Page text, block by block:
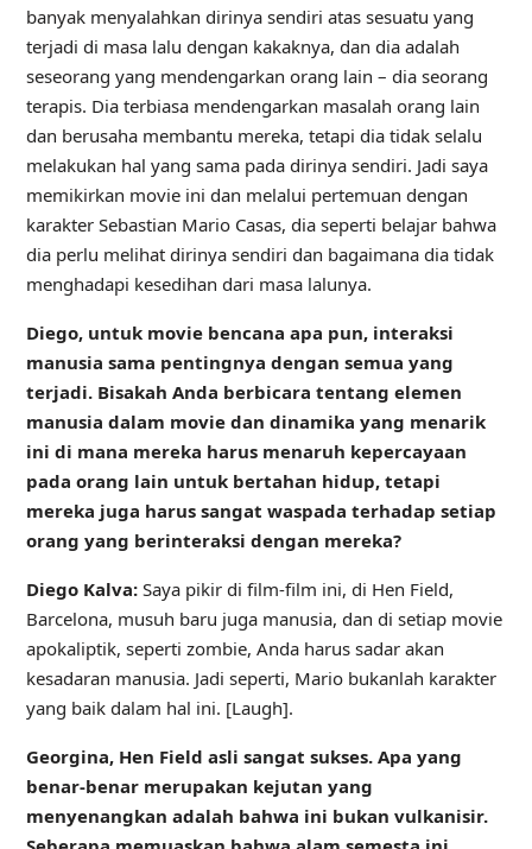
banyak menyalahkan dirinya sendiri atas sesuatu yang
terjadi di masa lalu dengan kakaknya, dan dia adalah
seseorang yang mendengarkan orang lain – dia seorang
terapis. Dia terbiasa mendengarkan masalah orang lain
dan berusaha membantu mereka, tetapi dia tidak selalu
melakukan hal yang sama pada dirinya sendiri. Jadi saya
memikirkan movie ini dan melalui pertemuan dengan
karakter Sebastian Mario Casas, dia seperti belajar bahwa
dia perlu melihat dirinya sendiri dan bagaimana dia tidak
menghadapi kesedihan dari masa lalunya.
Diego, untuk movie bencana apa pun, interaksi
manusia sama pentingnya dengan semua yang
terjadi. Bisakah Anda berbicara tentang elemen
manusia dalam movie dan dinamika yang menarik
ini di mana mereka harus menaruh kepercayaan
pada orang lain untuk bertahan hidup, tetapi
mereka juga harus sangat waspada terhadap setiap
orang yang berinteraksi dengan mereka?
Diego Kalva: Saya pikir di film-film ini, di Hen Field,
Barcelona, ​​musuh baru juga manusia, dan di setiap movie
apokaliptik, seperti zombie, Anda harus sadar akan
kesadaran manusia. Jadi seperti, Mario bukanlah karakter
yang baik dalam hal ini. [Laugh].
Georgina, Hen Field asli sangat sukses. Apa yang
benar-benar merupakan kejutan yang
menyenangkan adalah bahwa ini bukan vulkanisir.